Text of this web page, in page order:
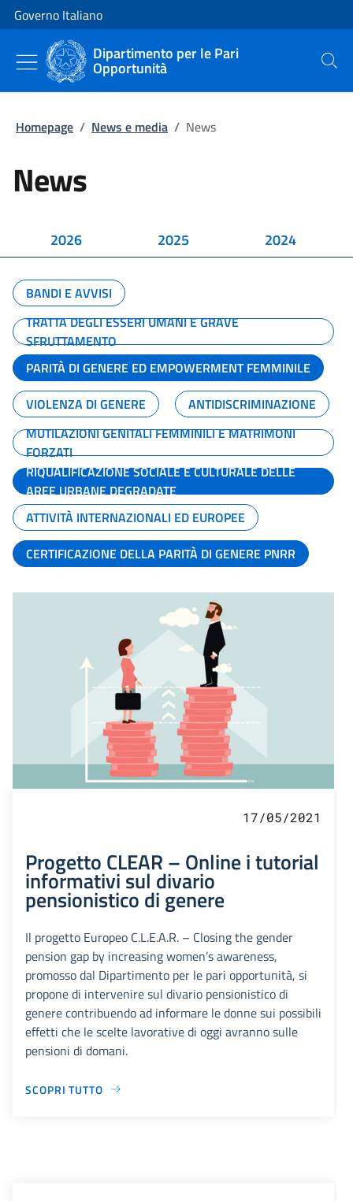
Vai al contenuto
Vai alla navigazione del sito
Governo Italiano
Dipartimento per le Pari
Opportunità Cerca
Homepage / News e media / News
News
2026 2025 2024
BANDI E AVVISI
TRATTA DEGLI ESSERI UMANI E GRAVE
SFRUTTAMENTO
PARITÀ DI GENERE ED EMPOWERMENT FEMMINILE
VIOLENZA DI GENERE
ANTIDISCRIMINAZIONE
MUTILAZIONI GENITALI FEMMINILI E MATRIMONI
FORZATI
RIQUALIFICAZIONE SOCIALE E CULTURALE DELLE
AREE URBANE DEGRADATE
ATTIVITÀ INTERNAZIONALI ED EUROPEE
CERTIFICAZIONE DELLA PARITÀ DI GENERE PNRR
17/05/2021
Progetto CLEAR – Online i tutorial
informativi sul divario
pensionistico di genere
Il progetto Europeo C.L.E.A.R. – Closing the gender
pension gap by increasing women’s awareness,
promosso dal Dipartimento per le pari opportunità, si
propone di intervenire sul divario pensionistico di
genere contribuendo ad informare le donne sui possibili
effetti che le scelte lavorative di oggi avranno sulle
pensioni di domani.
SCOPRI TUTTO